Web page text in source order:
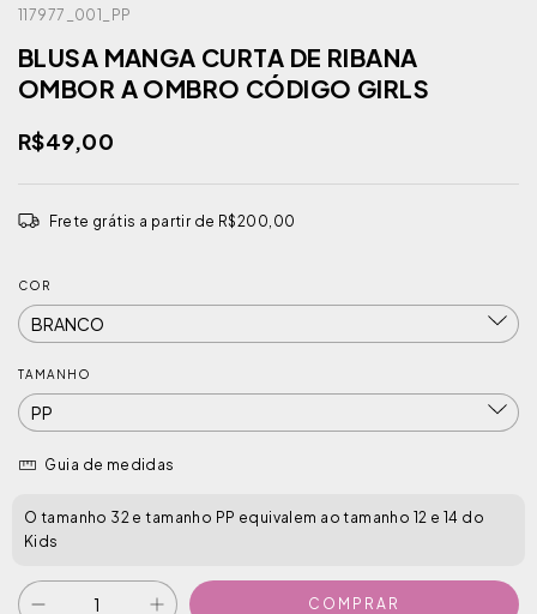
117977_001_PP
BLUSA MANGA CURTA DE RIBANA
OMBOR A OMBRO CÓDIGO GIRLS
R$49,00
Frete grátis a partir de R$200,00
COR
TAMANHO
Guia de medidas
O tamanho 32 e tamanho PP equivalem ao tamanho 12 e 14 do
Kids